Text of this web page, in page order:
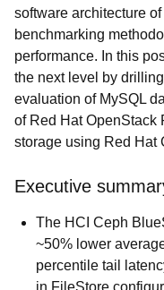
software architecture
benchmarking
performance. In this
the next level by
evaluation of MySQL
of Red Hat OpenStack
storage using Red Hat
Executive
The HCI Ceph
~50% lower
percentile tail
in FileStore